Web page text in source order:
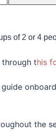
of 2 or 4
through this
the